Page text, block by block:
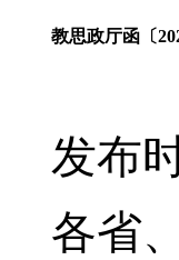
教思政厅函〔
发布
各省